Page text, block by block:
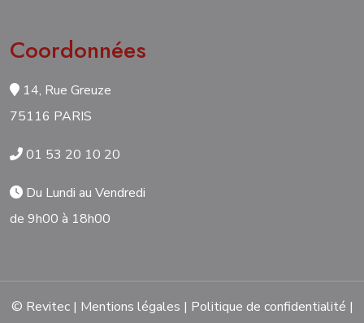
Coordonnées
14, Rue Greuze
75116 PARIS
01 53 20 10 20
Du Lundi au Vendredi
de 9h00 à 18h00
© Revitec | Mentions légales | Politique de confidentialité |